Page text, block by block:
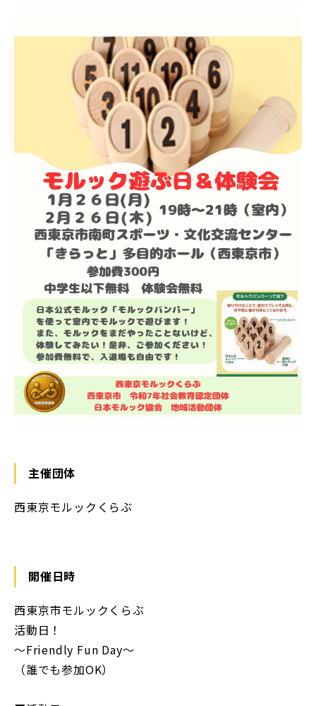
主催団体
⻄東京モルックくらぶ
開催日時
西東京市モルックくらぶ
活動日！
〜Friendly Fun Day〜
（誰でも参加OK）